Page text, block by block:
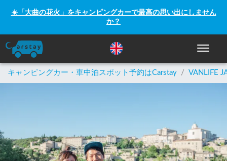
☀️「大曲の花火」をキャンピングカーで最高の思い出にしません
か？
ナビゲ
キャンピングカー・車中泊スポット予約はCarstay / VANLIFE